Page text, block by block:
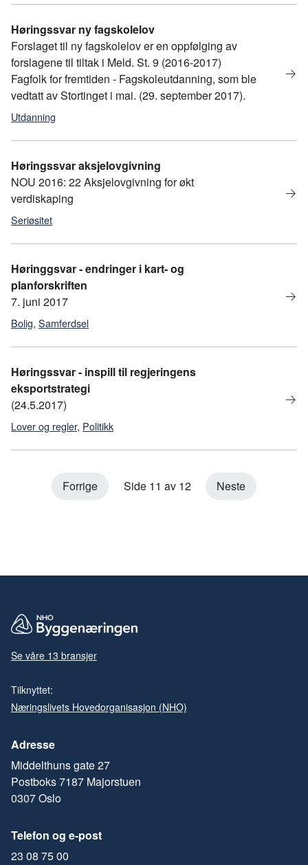
Høringssvar ny fagskolelov
Forslaget til ny fagskolelov er en oppfølging av
forslagene til tiltak i Meld. St. 9 (2016-2017)
Fagfolk for fremtiden - Fagskoleutdanning, som ble
vedtatt av Stortinget i mai. (29. september 2017).
Utdanning
Høringssvar aksjelovgivning
NOU 2016: 22 Aksjelovgivning for økt
verdiskaping
Seriøsitet
Høringgsvar - endringer i kart- og
planforskriften
7. juni 2017
Bolig, Samferdsel
Høringssvar - inspill til regjeringens
eksportstrategi
(24.5.2017)
Lover og regler, Politikk
Forrige Side 11 av 12 Neste
Se våre 13 bransjer
Tilknyttet:
Næringslivets Hovedorganisasjon (NHO)
Adresse
Middelthuns gate 27
Postboks 7187 Majorstuen
0307 Oslo
Telefon og e-post
23 08 75 00